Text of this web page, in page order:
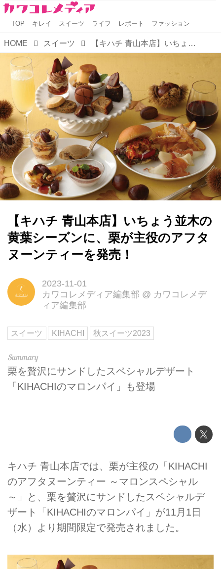
TOP キレイ スイーツ ライフ レポート ファッション
HOME スイーツ 【キハチ 青山本店】いちょう並木の黄葉シーズンに、栗が主役のアフタヌーンティーを発売！
【キハチ 青山本店】いちょう並木の
黄葉シーズンに、栗が主役のアフタ
ヌーンティーを発売！
2023-11-01
カワコレメディア編集部 @ カワコレメデ
ィア編集部
スイーツ KIHACHI 秋スイーツ2023
栗を贅沢にサンドしたスペシャルデザート
「KIHACHIのマロンパイ」も登場
キハチ 青山本店では、栗が主役の「KIHACHI
のアフタヌーンティー ～マロンスペシャル
～」と、栗を贅沢にサンドしたスペシャルデ
ザート「KIHACHIのマロンパイ」が11月1日
（水）より期間限定で発売されました。